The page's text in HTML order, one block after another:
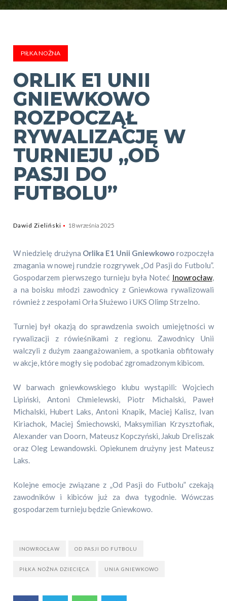
PIŁKA NOŻNA
ORLIK E1 UNII
GNIEWKOWO
ROZPOCZĄŁ
RYWALIZACJĘ W
TURNIEJU „OD
PASJI DO
FUTBOLU”
Dawid Zieliński 18 września 2025
W niedzielę drużyna Orlika E1 Unii Gniewkowo rozpoczęła
zmagania w nowej rundzie rozgrywek „Od Pasji do Futbolu”.
Gospodarzem pierwszego turnieju była Noteć Inowrocław,
a na boisku młodzi zawodnicy z Gniewkowa rywalizowali
również z zespołami Orła Służewo i UKS Olimp Strzelno.
Turniej był okazją do sprawdzenia swoich umiejętności w
rywalizacji z rówieśnikami z regionu. Zawodnicy Unii
walczyli z dużym zaangażowaniem, a spotkania obfitowały
w akcje, które mogły się podobać zgromadzonym kibicom.
W barwach gniewkowskiego klubu wystąpili: Wojciech
Lipiński, Antoni Chmielewski, Piotr Michalski, Paweł
Michalski, Hubert Laks, Antoni Knapik, Maciej Kalisz, Ivan
Kiriachok, Maciej Śmiechowski, Maksymilian Krzysztofiak,
Alexander van Doorn, Mateusz Kopczyński, Jakub Dreliszak
oraz Oleg Lewandowski. Opiekunem drużyny jest Mateusz
Laks.
Kolejne emocje związane z „Od Pasji do Futbolu” czekają
zawodników i kibiców już za dwa tygodnie. Wówczas
gospodarzem turnieju będzie Gniewkowo.
INOWROCŁAW OD PASJI DO FUTBOLU
PIŁKA NOŻNA DZIECIĘCA UNIA GNIEWKOWO